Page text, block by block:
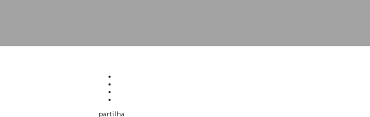
partilha